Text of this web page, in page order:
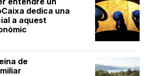
dedica una
a aquest
de